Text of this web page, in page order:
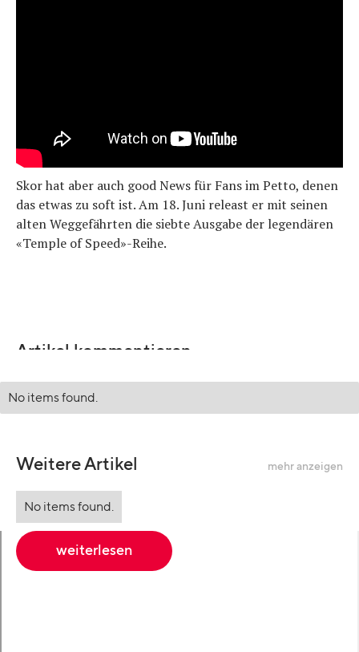
Skor hat aber auch good News für Fans im Petto, denen
das etwas zu soft ist. Am 18. Juni releast er mit seinen
alten Weggefährten die siebte Ausgabe der legendären
«Temple of Speed»-Reihe.
Artikel kommentieren
No items found.
Weitere Artikel mehr anzeigen
No items found.
weiterlesen